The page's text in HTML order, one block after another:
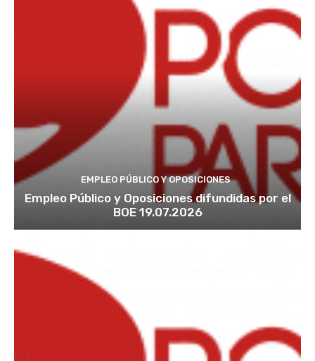
EMPLEO PÚBLICO Y OPOSICIONES
Empleo Público y Oposiciones difundidas por el
BOE 19.07.2026